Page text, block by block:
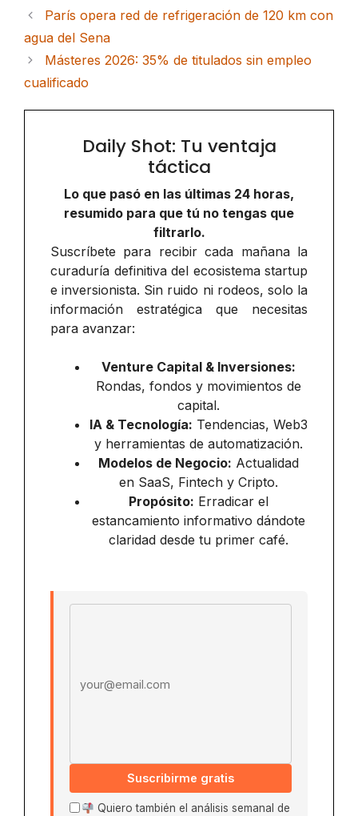
París opera red de refrigeración de 120 km con
agua del Sena
Másteres 2026: 35% de titulados sin empleo
cualificado
Daily Shot: Tu ventaja
táctica
Lo que pasó en las últimas 24 horas,
resumido para que tú no tengas que
filtrarlo.
Suscríbete para recibir cada mañana la
curaduría definitiva del ecosistema startup
e inversionista. Sin ruido ni rodeos, solo la
información estratégica que necesitas
para avanzar:
Venture Capital & Inversiones:
Rondas, fondos y movimientos de
capital.
IA & Tecnología: Tendencias, Web3
y herramientas de automatización.
Modelos de Negocio: Actualidad
en SaaS, Fintech y Cripto.
Propósito: Erradicar el
estancamiento informativo dándote
claridad desde tu primer café.
Suscribirme gratis
Quiero también el análisis semanal de